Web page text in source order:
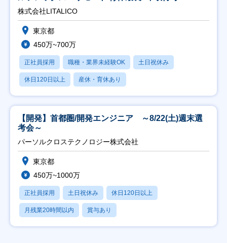
株式会社LITALICO
東京都
450万~700万
正社員採用 職種・業界未経験OK 土日祝休み
休日120日以上 産休・育休あり
【開発】首都圏/開発エンジニア ～8/22(土)週末選
考会～
パーソルクロステクノロジー株式会社
東京都
450万~1000万
正社員採用 土日祝休み 休日120日以上
月残業20時間以内 賞与あり